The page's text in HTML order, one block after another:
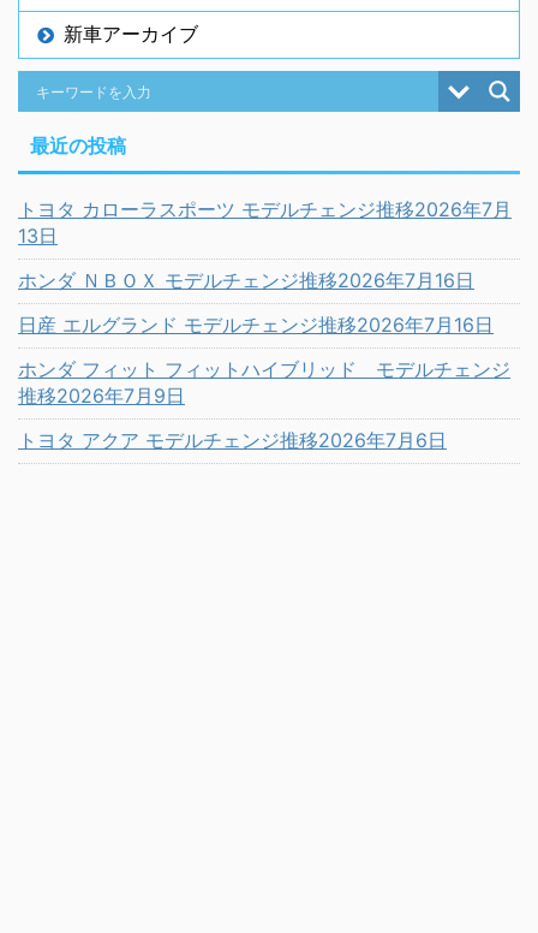
新車アーカイブ
最近の投稿
トヨタ カローラスポーツ モデルチェンジ推移2026年7月
13日
ホンダ ＮＢＯＸ モデルチェンジ推移2026年7月16日
日産 エルグランド モデルチェンジ推移2026年7月16日
ホンダ フィット フィットハイブリッド モデルチェンジ
推移2026年7月9日
トヨタ アクア モデルチェンジ推移2026年7月6日